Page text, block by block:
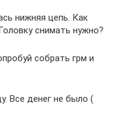
нижняя цепь. Как
снимать нужно?
собрать грм и
Все денег не было (